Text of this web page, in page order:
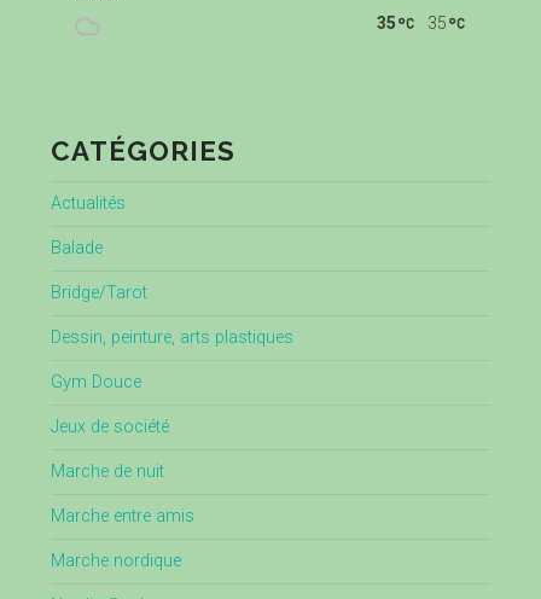
35
35
CATÉGORIES
Actualités
Balade
Bridge/Tarot
Dessin, peinture, arts plastiques
Gym Douce
Jeux de société
Marche de nuit
Marche entre amis
Marche nordique